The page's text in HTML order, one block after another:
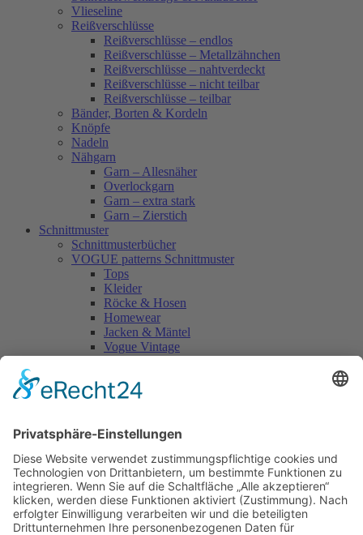
Vlieseline
Reißverschlüsse
Reißverschlüsse – endlos
Reißverschlüsse – Metallzähnchen
Reißverschlüsse – nahtverdeckt
Reißverschlüsse – nicht teilbar
Reißverschlüsse – teilbar
Bänder, Borten & Kordeln
Knöpfe
Nadeln
Nähgarn
Garn – Allesnäher
Overlockgarn
Garn – extra stark
Garn – Zierstich
Schnittmuster
Schnittmusterbücher
VOGUE patterns Schnittmuster
Tops
Kleider
Röcke & Hosen
Homewear
Jacken & Mäntel
Vogue Vintage
Accessoires
Kleider
Homewear
Jacken & Mäntel
Curvy
Herren
Kids